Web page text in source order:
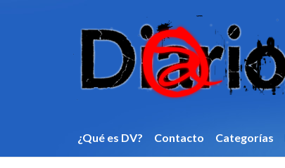
¿Qué es DV? Contacto Categorí­as